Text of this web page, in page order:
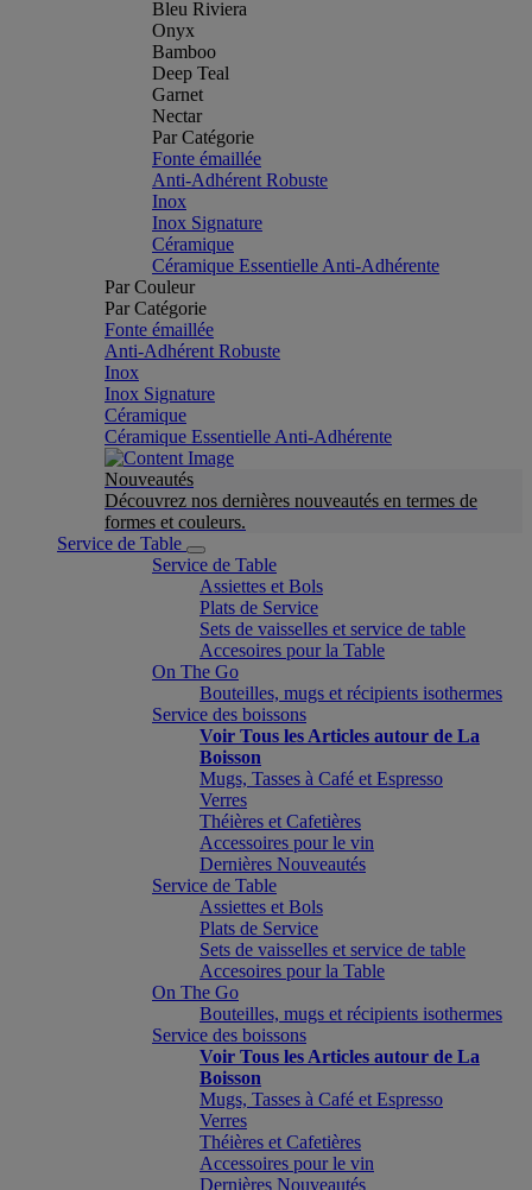
Bleu Riviera
Onyx
Bamboo
Deep Teal
Garnet
Nectar
Par Catégorie
Fonte émaillée
Anti-Adhérent Robuste
Inox
Inox Signature
Céramique
Céramique Essentielle Anti-Adhérente
Par Couleur
Par Catégorie
Fonte émaillée
Anti-Adhérent Robuste
Inox
Inox Signature
Céramique
Céramique Essentielle Anti-Adhérente
Nouveautés
Découvrez nos dernières nouveautés en termes de
formes et couleurs.
Service de Table
Service de Table
Assiettes et Bols
Plats de Service
Sets de vaisselles et service de table
Accesoires pour la Table
On The Go
Bouteilles, mugs et récipients isothermes
Service des boissons
Voir Tous les Articles autour de La
Boisson
Mugs, Tasses à Café et Espresso
Verres
Théières et Cafetières
Accessoires pour le vin
Dernières Nouveautés
Service de Table
Assiettes et Bols
Plats de Service
Sets de vaisselles et service de table
Accesoires pour la Table
On The Go
Bouteilles, mugs et récipients isothermes
Service des boissons
Voir Tous les Articles autour de La
Boisson
Mugs, Tasses à Café et Espresso
Verres
Théières et Cafetières
Accessoires pour le vin
Dernières Nouveautés